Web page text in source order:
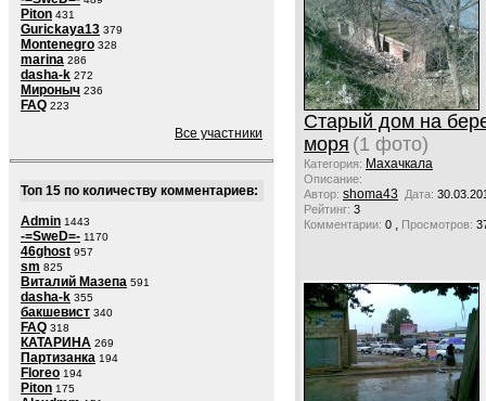
Piton 431
Gurickaya13 379
Montenegro 328
marina 286
dasha-k 272
Мироныч 236
FAQ 223
Все участники
Топ 15 по количеству комментариев:
Admin 1443
-=SweD=- 1170
46ghost 957
sm 825
Виталий Мазепа 591
dasha-k 355
бакшевист 340
FAQ 318
КАТАРИНА 269
Партизанка 194
Floreo 194
Piton 175
Старый дом на
моря (1 фото)
Категория: Махачкала
Описание:
Автор: shoma43 Дата:
Рейтинг: 3
Комментарии: 0 , Просмотров: